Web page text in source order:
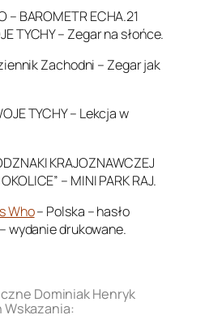
– BAROMETR ECHA.21
TYCHY – Zegar na słońce.
Zachodni – Zegar jak
TYCHY – Lekcja w
KRAJOZNAWCZEJ
– MINI PARK RAJ.
Who– Polska – hasło
wydanie drukowane.
Dominiak Henryk
Wskazania: